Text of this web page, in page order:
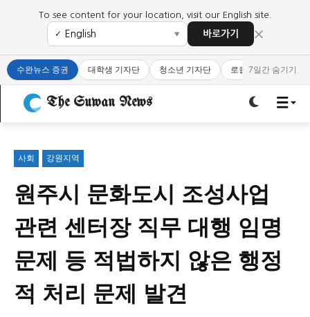
로그인하세요
주요 뉴스
정치
특집 기사 바로가기 : 청소년· 청년
로그인하세요
주요 뉴스
정치
특집 기사 바로가기 : 청소년· 청년
To see content for your location, visit our English site.
✓ ▼ 바로가기 ×
수완뉴스 증권 대학생 기자단 청소년 기자단 로컬 큐레이터
7일간 숨기기
The Suwan News
사회 강원지역
원주시 문화도시 조성사업
관련 센터장 직무 대행 임명
문제 등 적법하지 않은 행정
적 처리 문제 발견